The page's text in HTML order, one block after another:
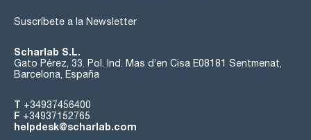
Suscríbete a la Newsletter
Scharlab S.L.
Gato Pérez, 33. Pol. Ind. Mas d’en Cisa E08181 Sentmenat,
Barcelona, España
T +34937456400
F +34937152765
helpdesk@scharlab.com